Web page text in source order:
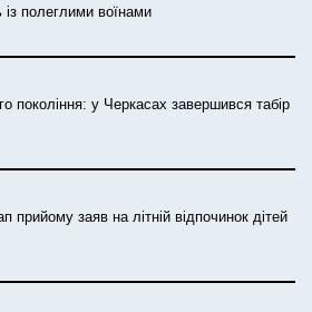
полеглими воїнами
покоління: у Черкасах завершився табір
прийому заяв на літній відпочинок дітей